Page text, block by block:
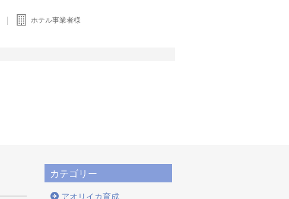
ホテル事業者様
カテゴリー
アオリイカ育成